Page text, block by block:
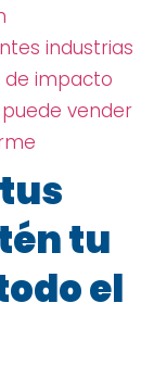
industrias
de impacto
vender
tu
el